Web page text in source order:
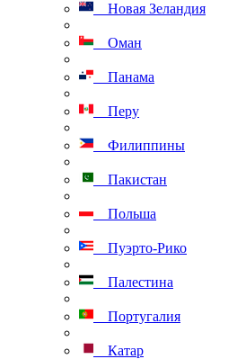
Новая Зеландия
Оман
Панама
Перу
Филиппины
Пакистан
Польша
Пуэрто-Рико
Палестина
Португалия
Катар